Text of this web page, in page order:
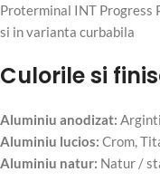
Culorile si
Aluminiu anodizat:
Aluminiu lucios: Crom,
Aluminiu natur: Natur /